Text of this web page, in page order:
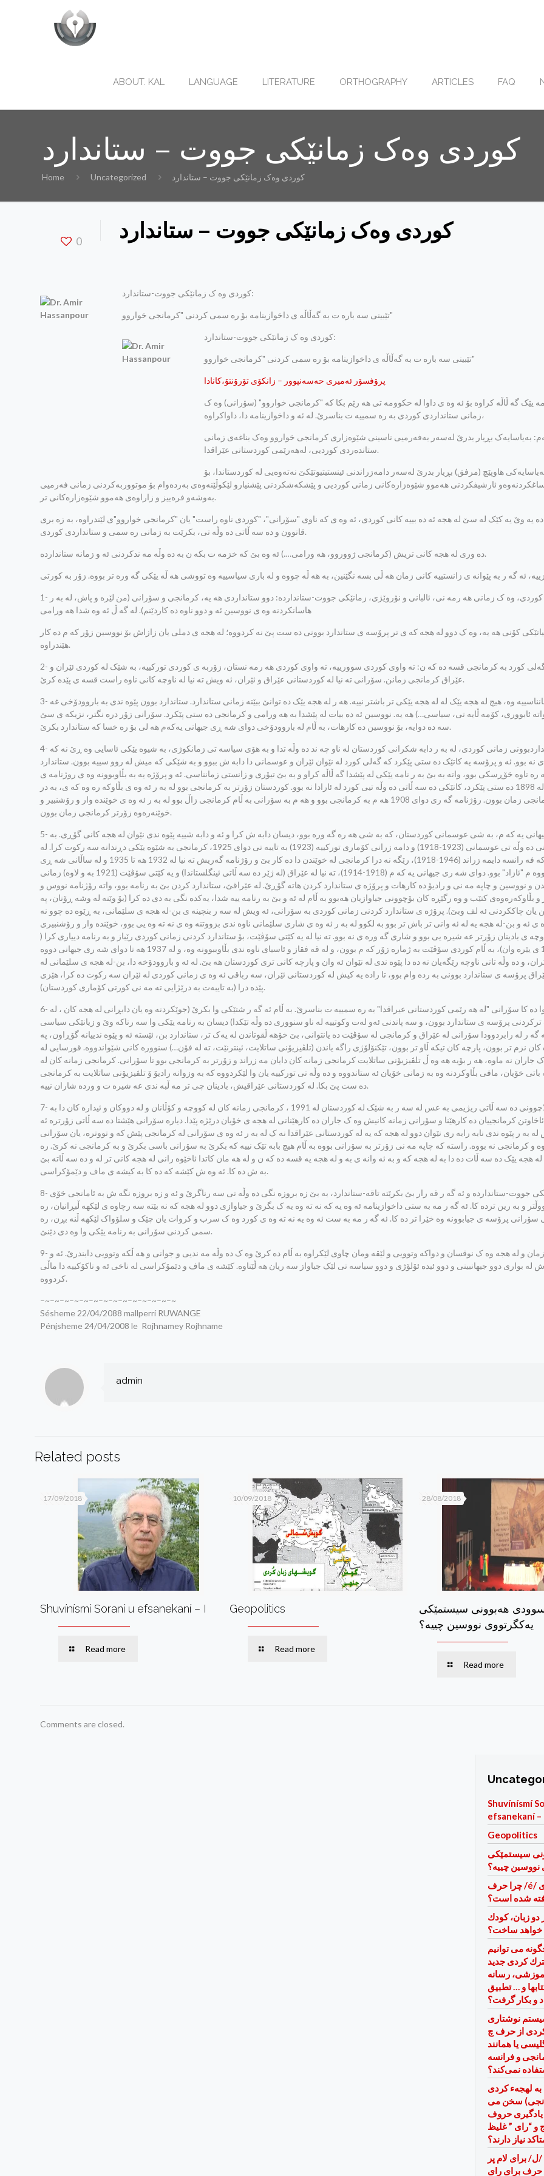
ABOUT. KAL LANGUAGE LITERATURE ORTHOGRAPHY ARTICLES FAQ
کوردی وه‌ک زمانێکی جووت – ستاندارد
Home Uncategorized کوردی وه‌ک زمانێکی جووت – ستاندارد
0 کوردی وه‌ک زمانێکی جووت – ستاندارد
کوردی وه ک زمانێکی جووت-ستاندارد:
تێبینی سه باره ت به گه‌ڵاڵه ی داخوازینامه بۆ ره سمی کردنی "کرمانجی خواروو"
کوردی وه ک زمانێکی جووت-ستاندارد:
تێبینی سه باره ت به گه‌ڵاڵه ی داخوازینامه بۆ ره سمی کردنی "کرمانجی خواروو"
پرۆفسۆر ئه‌میری حه‌سه‌نپوور – زانکۆی تۆرۆنتۆ،کانادا
یێک گه ڵاڵه کراوه بۆ ئه وه ی داوا له حکوومه تی هه رێم بکا که "کرمانجی خواروو" (سۆرانی) وه ک
زمانی ستانداردی کوردی به ره سمییه ت بناسرێ. له ئه و داخوازینامه دا، داواکراوه،
به‌یاسایه‌ک بڕیار بدرێ له‌سه‌ر به‌فه‌رمیی ناسینی شێوه‌زاری کرمانجی خواروو وه‌ک بناغه‌ی زمانی
ستانده‌ردی کوردیی، له‌هه‌رێمی کوردستانی عێراقدا.
هاوپێچ (مرفق) بڕیار بدرێ له‌سه‌ر دامه‌زراندنی ئینستیتیوتێکێ نه‌ته‌وه‌یی له‌ کوردستاندا، بۆ
ساغکردنه‌وه‌و ئارشیفکردنی هه‌موو شێوه‌زاره‌کانی زمانی کوردیی و پێشکه‌شكردنی پێشنیارو لێكوڵێنه‌وه‌ی به‌رده‌وام بۆ موتووربه‌کردنی زمانی فه‌رمیی
به‌وشه‌و فره‌ییز و زاراوه‌ی هه‌موو شێوه‌زاره‌کانی تر.
ده یه وێ یه‌ کێک له سێ له هجه ئه ده بییه‌ کانی کوردی، ئه وه ی که ناوی "سۆرانی"، "کوردی ناوه راست" یان "کرمانجی خواروو"ی لێندراوه، به زه بری
قانوون و ده سه ڵاتی ده وڵه تی، بکرێت به زمانی ره سمی و ستانداردی کوردی.
ده وری له هجه‌ کانی تریش (کرمانجی ژووروو، هه ورامی….) ئه وه بێ که خزمه ت بکه ن به ده وڵه مه ندکردنی ئه و زمانه ستاندارده.
1- زمانی کوردی، وه ک زمانی هه رمه نی، ئالبانی و نۆروێژی، زمانێکی جووت-ستاندارده‌: دوو ستانداردی هه یه، کرمانجی و سۆرانی (من لێره و پاش، له به ر
هاسانکردنه وه ی نووسین ئه و دوو ناوه ده کاردێنم). له گه‌ ڵ ئه وه شدا هه ورامی
کۆنی هه یه، وه ک دوو له هجه که ی تر پرۆسه ی ستاندارد بوونی ده ست پێ نه کردووه؛ له هجه ی دملی یان زازاش بۆ نووسین زۆر که م ده کار
هێندراوه.
2- زۆربه ی گه‌لی کورد به کرمانجی قسه ده که ن: ته واوی کوردی سوورییه، ته‌ واوی کوردی هه رمه نستان، زۆربه ی کوردی تورکییه، به شێک له کوردی ئێران و
عێراق کرمانجی زمانن. سۆرانی ته نیا له کوردستانی عێراق و ئێران، ئه ویش ته نیا له ناوچه کانی ناوه راست قسه ی پێده کرێ.
3- له روانگه‌ی زمانناسییه وه، هیچ له هجه یێک له له هجه یێکی تر باشتر نییه. هه ر له هجه یێک ده توانێ ببێته زمانی ستاندارد. ستاندارد بوون پێوه ندی به باروودۆخی غه
ئابووری، کۆمه ڵایه تی، سیاسی…) هه یه. نووسین ئه ده بیات له پێشدا به هه ورامی و کرمانجی ده ستی پێکرد. سۆرانی زۆر دره نگتر، نزیکه ی سێ
سه ده دوایه، بۆ نووسین ده کارهات، به ڵام له باروودۆخی دوای شه ڕی جیهانی یه‌که‌م هه لی بۆ ره خسا که ستاندارد بکرێ.
4- پرۆژه ی ستانداردبوونی زمانی کوردی، له به ر دابه شکرانی کوردستان له ناو چه ند ده وڵه تدا و به هۆی سیاسه تی زمانکوژی، به شیوه یێکی ئاسایی وه ڕێ نه که
نه بوو. ئه و پرۆسه یه کاتێک ده ستی پێکرد که گه‌لی کورد له نێوان ئێران و عوسمانی دا دابه ش ببوو و به شێکی که میش له روو سییه بوون. ستاندارد
تاوه خۆڕسکی بوو، واته به بێ به ر نامه یێکی له پێشدا گه ڵاڵه کراو و به بێ تیۆری و زانستی زمانناسی. ئه و پرۆژه یه به بڵاوبوونه وه ی روژنامه ی
کوردستان له 1898 ده ستی پێکرد، کاتێکی ده سه ڵاتی ده وڵه تیی کورد له ئارادا نه بوو. کوردستان زۆرتر به کرمانجی بوو له به ر ئه وه ی بڵاوکه ره وه که ی، به در
خانییه کان، کرمانجی زمان بوون. رۆژنامه گه ری دوای 1908 هه م به کرمانجی بوو و هه م به سۆرانی به ڵام کرمانجی زاڵ بوو له به ر ئه وه ی خوێنده وار و رۆشنبیر و
خوێنه‌ره‌وه‌ زۆرتر کرمانجی زمان بوون.
5- دوای شه ری جیهانی یه که م، به شی عوسمانی کوردستان، که به شی هه ره گه وره بوو، دیسان دابه ش کرا و ئه و دابه شییه پێوه ندی نێوان له هجه کانی گۆڕی. به
رووخانی ده وڵه تی عوسمانی (1923-1918) و دامه زرانی کۆماری تورکییه (1923) به تایبه تی دوای 1925، کرمانجی به شێوه یێکی دڕندانه سه رکوت کرا. له
سوورییه ش، که فه رانسه دایمه زراند (1946-1918)، رێگه نه درا کرمانجی له خوێندن دا ده کار بێ و رۆژنامه گه‌ریش ته نیا له 1932 هه تا 1935 و له ساڵانی شه ڕی
جیهانی دووه م "ئازاد" بوو. دوای شه ری جیهانی یه که م (1918-1914)، ته نیا له عێراق (له ژێر ده سه ڵاتی ئینگلستاندا) و یه کێتی سۆڤێت (1921 به و لاوه) زمانی
و نووسین و چاپه مه نی و رادیۆ ده کارهات و پرۆژه ی ستاندارد کردن هاته گۆڕێ. له عێراقێ، ستاندارد کردن بێ به رنامه بوو، واته رۆژنامه نووس و
بڵاوکه‌ره‌وه‌ی کتێب و وه رگێڕه کان بۆچوونی جیاوازیان هه‌بوو به ڵام له ئه و بێ به رنامه ییه شدا، یه‌کده نگی به دی ده کرا (بۆ وێنه له وشه ڕۆنان، په
یان چاککردنی ئه لف وبێ). پرۆژه ی ستاندارد کردنی زمانی کوردی به سۆرانی، ئه ویش له سه ر بنچینه ی بن-له هجه ی سلێمانی، به ڕێوه ده چوو نه
ی ئه و بن-له هجه یه له ئه وانی تر باش تر بوو به لکوو له به ر ئه وه ی شاری سلێمانی ناوه ندی بزووتنه وه ی نه ته وه یی بوو، خوێنده وار و رۆشنبیری
ی بادینان زۆرتر عه شیره یی بوو و شاری گه وره ی نه بوو. ته نیا له یه کێتی سۆڤێت، بۆ ستاندارد کردنی زمانی کوردی رێباز و به رنامه دییاری کرا (
کۆنگره ی 1934 ی یێره وان)، به ڵام کوردی سۆڤێت به ژماره زۆر که م بوون، و له قه فقاز و ئاسیای ناوه ندی بڵاوببوونه وه، و له 1937 هه تا دوای شه ری جیهانی دووه
و ده وڵه تانی ناوچه رێگه‌یان نه ده دا پێوه ندی له نێوان ئه وان و پارچه کانی تری کوردستان هه بێ. له ئه و باروودۆخه دا، بن-له هجه ی سلێمانی له
پرۆسه ی ستاندارد بوونی به رده وام بوو، تا راده یه کیش له کوردستانی ئێران، سه رباقی ئه وه ی زمانی کوردی له ئێران سه رکوت ده کرا، هێزی
پێده درا (به تایبه‌ت به درێژایی ته مه نی کورتی کۆماری کوردستان).
6- داخوازینامه داوا ده کا سۆرانی "له هه رێمی کوردستانی عیراقدا" به ره سمییه ت بناسرێ. به ڵام ئه گه ر شتێکی وا بکرێ (جوێکردنه وه یان دابڕانی له هجه کان ، له
پرۆسه ی ستاندارد بوون، و سه پاندنی ئه‌و له‌ت وکوتییه‌ له ناو سنووری ده وڵه تێکدا) دیسان به رنامه یێکی وا سه رناکه وێ و زیانێکی سیاسی
ر له رابردوودا سۆرانی له عێراق و کرمانجی له سۆڤێت ده یانتوانی، بێ خۆهه ڵقوتاندن له یه‌ک تر، ستاندارد بن، ئێسته ئه و پێوه ندییانه گۆڕاون، په
نزم تر بوون، پارچه کان تیکه ڵاو تر بوون، تێکنۆلۆژی راگه یاندن (تلڤیزیۆنی ساتلایت، ئینترنێت، ته له فۆن…) سنووره کانی شێواندووه. قورسایی له
نه ماوه، هه ر بۆیه هه وه ڵ تلڤیزیۆنی ساتلایت کرمانجی زمانه کان دایان مه زراند و زۆرتر به کرمانجی بوو تا سۆرانی. کرمانجی زمانه کان له
باتی خۆیان، مافی بڵاوکردنه وه به زمانی خۆیان ئه ستاندووه و ده وڵه تی تورکییه یان وا لێکردووه که به وزوانه رادیۆ ۆ تلڤیزیۆنی ساتلایت به کرمانجی
ده ست پێ بکا. له کوردستانی عێراقیش، بادینان چی تر مه ڵبه ندی عه شیره ت و ورده شاران نییه.
7- دوای وه لاچوونی ده سه ڵاتی ریژیمی به عس له سه ر به شێک له کوردستان له 1991 ، کرمانجی زمانه کان له کووچه و کۆڵانان و له دووکان و ئیداره کان دا به
کرمانجییان ده کارهێنا و سۆرانی زمانه کانیش وه ک جاران ده کارهێنانی له هجه ی خۆیان درێژه پێدا. دیاره سۆرانی هێشتا ده سه ڵاتی زۆرتره ئه
به ر پێوه ندی نابه رابه ری نێوان دوو له هجه که یه له کوردستانی عێراقدا نه ک له به ر ئه وه ی سۆرانی له کرمانجی پێش که و تووتره، یان سۆرانی
و کرمانجی نه بووه. راسته که چاپه مه نی زۆرتر به سۆرانی بووه به ڵام هیچ بابه تێک نییه که بکرێ به سۆرانی باسی بکرێ و به کرمانجی نه کرێ. ره
هجه یێک ده سه ڵات ده دا به له هجه که و به ئه وانه ی به و له هجه یه قسه ده که ن و له هه مان کاتدا ئاخێوه رانی له هجه کانی تر له و ده سه ڵاته بێ
به ش ده کا. ئه وه ش کێشه که ده کا به کیشه ی ماف و دێمۆکراسی.
8- کوردی زمانێکی جووت-ستاندارده و ئه گه ر قه رار بێ بکرێته تاقه-ستاندارد، به بێ زه بروزه نگی ده وڵه تی سه رناگرێ و ئه و زه بروزه نگه ش به ئامانجی خۆی
و به رین ترده کا. ئه گه ر مه به ستی داخوازینامه ئه وه یه که نه ته وه یه ک بگرێ و جیاوازی دوو له هجه که نه بێته سه رچاوه ی لێکهه ڵبڕانیان، ره
پرۆسه ی جیابوونه وه خێرا تر ده کا. ئه گه ر مه به ست ئه وه یه نه ته وه ی کورد وه ک سرب و کروات یان چێک و سلۆواک لێکهه ڵنه بڕن، ره
سمی کردنی سۆرانی به رنامه یێکی وا وه دی دێنێ.
9- جیاوازی زمان و له هجه وه ک نوقسان و دواکه وتوویی و لێقه ومان چاوی لێکراوه به ڵام ده کرێ وه ک ده وڵه مه ندیی و جوانی و هه ڵکه وتوویی دابندرێ. ئه و
ش له بواری دوو جیهانبینی و دوو ئیده ئۆلۆژی و دوو سیاسه تی لێک جیاواز سه ریان هه ڵێناوه. کێشه ی ماف و دێمۆکراسی له ناخی ئه و ناکۆکییه دا ماڵی
کردووه.
–~–~–~–~–~–~–~–~–~–~–~–~–~–~
Sésheme 22/04/2088 mallperrí RUWANGE
Pénjsheme 24/04/2008 le Rojhnamey Rojhname
admin
Related posts
17/09/2018
Shuvínísmí Soraní u efsanekaní – I
Read more
10/09/2018
Geopolitics
Read more
28/08/2018
هه‌بوونی سیستمێكی
یه‌كگرتووی نووسین چییه؟
Read more
Comments are closed.
Shuvínísmí
efsanekaní –
Geopolitics
سیستمێكی
نووسین چییه؟
چرا حرف /é/ بجای /ê/
شده است؟
دو زبان، كودك
خواهد ساخت؟
می توانيم
كردی جديد
رسانه
و … تطبيق
و بكار گرفت؟
نوشتاری
از حرف چ
یا همانند
و فرانسه
نمی‌کند؟
لهجهء کردی
سخن می
یادگیری حروف
و “رای ” غلیظ
نیاز دارند؟
برای لام پر
برای رای